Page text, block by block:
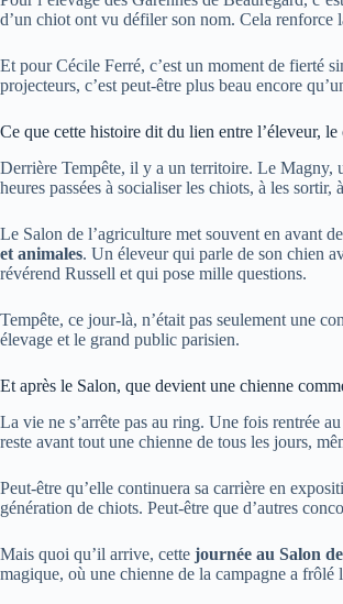
d’un chiot ont vu défiler son nom. Cela renforce
Et pour Cécile Ferré, c’est un moment de fierté
projecteurs, c’est peut-être plus beau encore
Ce que cette histoire dit du lien entre l’éleveur,
Derrière Tempête, il y a un territoire. Le Magny,
heures passées à socialiser les chiots, à les
Le Salon de l’agriculture met souvent en avant
et animales. Un éleveur qui parle de son chien
révérend Russell et qui pose mille questions.
Tempête, ce jour-là, n’était pas seulement une
élevage et le grand public parisien.
Et après le Salon, que devient une chienne
La vie ne s’arrête pas au ring. Une fois rentrée
reste avant tout une chienne de tous les jours,
Peut-être qu’elle continuera sa carrière en
génération de chiots. Peut-être que d’autres
Mais quoi qu’il arrive, cette journée au Salon
magique, où une chienne de la campagne a